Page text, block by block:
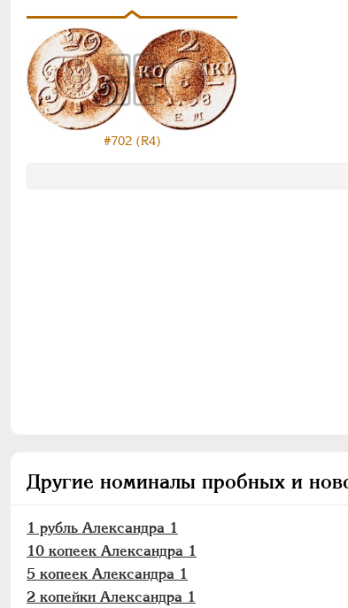
#702 (R4)
Другие номиналы пробных и
1 рубль Александра 1
10 копеек Александра 1
5 копеек Александра 1
2 копейки Александра 1